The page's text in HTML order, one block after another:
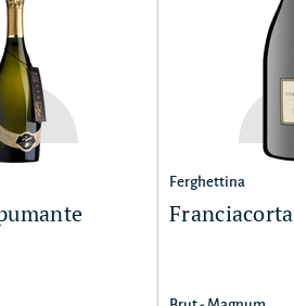
Ferghettina
Franciacorta